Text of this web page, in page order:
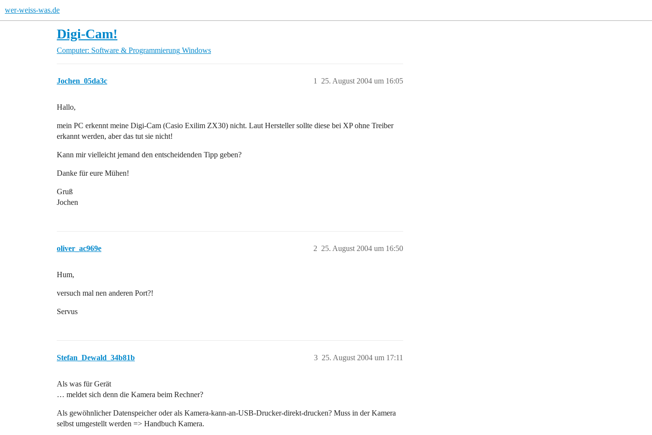
wer-weiss-was.de
Digi-Cam!
Computer: Software & Programmierung Windows
Jochen_05da3c 25. August 2004 um 16:05
1
Hallo,
mein PC erkennt meine Digi-Cam (Casio Exilim ZX30) nicht. Laut Hersteller sollte diese bei XP ohne Treiber
erkannt werden, aber das tut sie nicht!
Kann mir vielleicht jemand den entscheidenden Tipp geben?
Danke für eure Mühen!
Gruß
Jochen
oliver_ac969e 25. August 2004 um 16:50
2
Hum,
versuch mal nen anderen Port?!
Servus
Stefan_Dewald_34b81b 25. August 2004 um 17:11
3
Als was für Gerät
… meldet sich denn die Kamera beim Rechner?
Als gewöhnlicher Datenspeicher oder als Kamera-kann-an-USB-Drucker-direkt-drucken? Muss in der Kamera
selbst umgestellt werden => Handbuch Kamera.